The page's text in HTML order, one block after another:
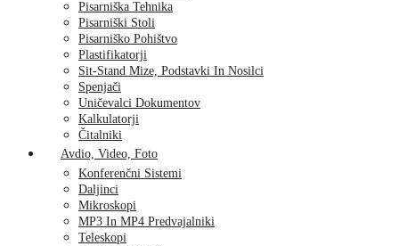
Pisarniška Tehnika
Pisarniški Stoli
Pisarniško Pohištvo
Plastifikatorji
Sit-Stand Mize, Podstavki In Nosilci
Spenjači
Uničevalci Dokumentov
Kalkulatorji
Čitalniki
Avdio, Video, Foto
Konferenčni Sistemi
Daljinci
Mikroskopi
MP3 In MP4 Predvajalniki
Teleskopi